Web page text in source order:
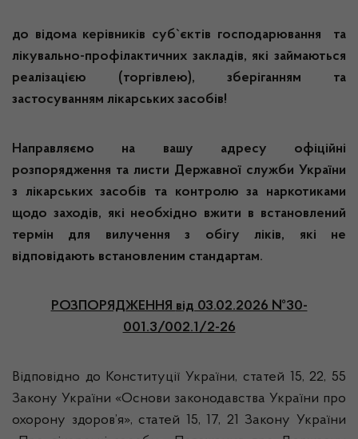
до відома керівників суб`єктів господарювання та
лікувально-профілактичних закладів, які займаються
реалізацією (торгівлею), зберіганням та
застосуванням лікарських засобів!
Направляємо на вашу адресу офіційні
розпорядження та листи Державної служби України
з лікарських засобів та контролю за наркотиками
щодо заходів, які необхідно вжити в встановлений
термін для вилучення з обігу ліків, які не
відповідають встановленим стандартам.
РОЗПОРЯДЖЕННЯ від 03.02.2026 №30-
001.3/002.1/2-26
Відповідно до Конституції України, статей 15, 22, 55
Закону України «Основи законодавства України про
охорону здоров’я», статей 15, 17, 21 Закону України